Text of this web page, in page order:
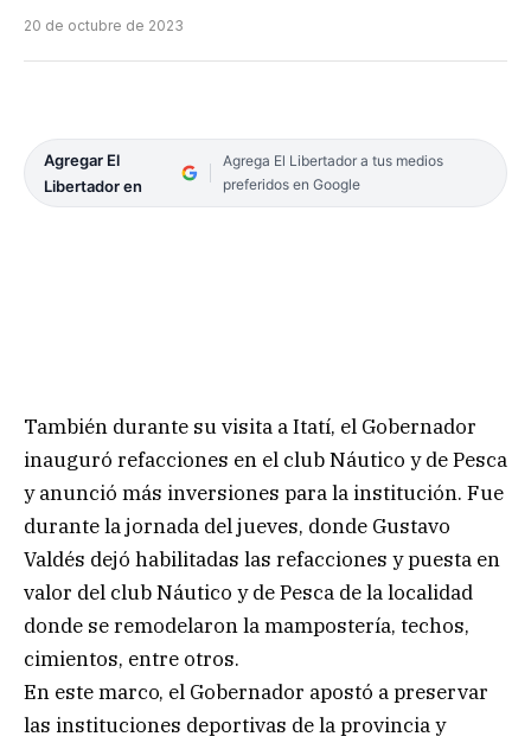
20 de octubre de 2023
Agregar El
Libertador en
Agrega El Libertador a tus medios
preferidos en Google
También durante su visita a Itatí, el Gobernador
inauguró refacciones en el club Náutico y de Pesca
y anunció más inversiones para la institución. Fue
durante la jornada del jueves, donde Gustavo
Valdés dejó habilitadas las refacciones y puesta en
valor del club Náutico y de Pesca de la localidad
donde se remodelaron la mampostería, techos,
cimientos, entre otros.
En este marco, el Gobernador apostó a preservar
las instituciones deportivas de la provincia y